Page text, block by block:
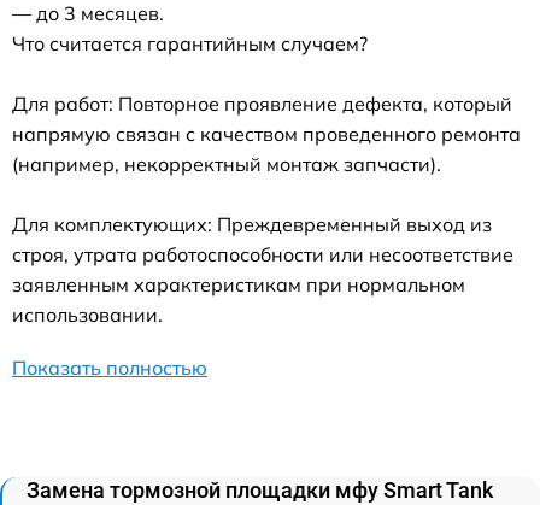
— до 3 месяцев.
Что считается гарантийным случаем?
Для работ: Повторное проявление дефекта, который
напрямую связан с качеством проведенного ремонта
(например, некорректный монтаж запчасти).
Для комплектующих: Преждевременный выход из
строя, утрата работоспособности или несоответствие
заявленным характеристикам при нормальном
использовании.
Показать полностью
Замена тормозной площадки мфу Smart Tank